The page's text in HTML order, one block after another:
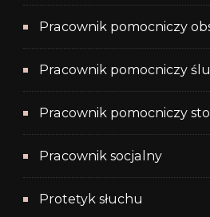
Pracownik pomocniczy
Pracownik pomocniczy
Pracownik pomocniczy
Pracownik socjalny
Protetyk słuchu